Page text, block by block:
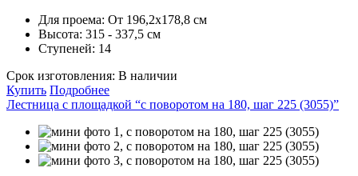
Для проема: От 196,2x178,8 см
Высота: 315 - 337,5 см
Ступеней: 14
Срок изготовления: В наличии
Купить Подробнее
Лестница с площадкой “с поворотом на 180, шаг 225 (3055)”